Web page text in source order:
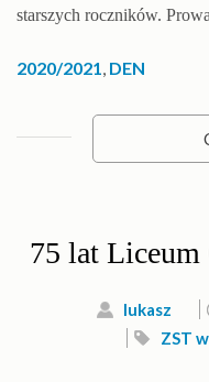
starszych roczników.
2020/2021, DEN
75 lat Liceum
lukasz
ZST